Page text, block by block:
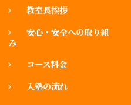
教室長挨拶
安心・安全への取り組
み
コース料金
入塾の流れ